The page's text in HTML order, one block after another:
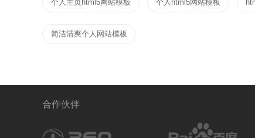
个人主页html5网站模板 个人html5网站模板
简洁清爽个人网站模板
合作伙伴